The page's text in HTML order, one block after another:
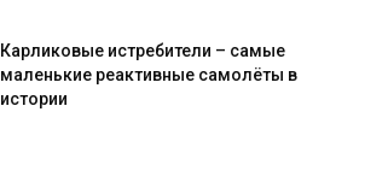
Карликовые истребители – самые
маленькие реактивные самолёты в
истории